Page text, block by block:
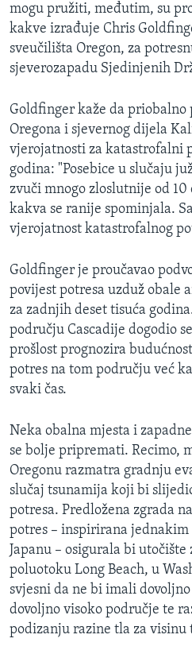
mogu pružiti, međutim, su
kakve izrađuje Chris
sveučilišta Oregon, za
sjeverozapadu Sjedinjenih
Goldfinger kaže da
Oregona i sjevernog dijela
vjerojatnosti za katastrofalni
godina: "Posebice u slučaju
zvuči mnogo zloslutnije od
kakva se ranije spominjala.
vjerojatnost katastrofalnog
Goldfinger je proučavao
povijest potresa uzduž obale
za zadnjih deset tisuća
području Cascadije dogodio
prošlost prognozira
potres na tom području već
svaki čas.
Neka obalna mjesta i
se bolje pripremati. Recimo,
Oregonu razmatra gradnju
slučaj tsunamija koji bi
potresa. Predložena zgrada
potres – inspirirana
Japanu – osigurala bi
poluotoku Long Beach, u
svjesni da ne bi imali
dovoljno visoko područje te
podizanju razine tla za visinu